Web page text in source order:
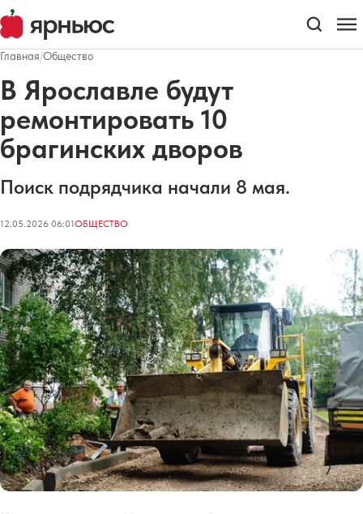
Главная/Общество
В Ярославле будут
ремонтировать 10
брагинских дворов
Поиск подрядчика начали 8 мая.
12.05.2026 06:01ОБЩЕСТВО